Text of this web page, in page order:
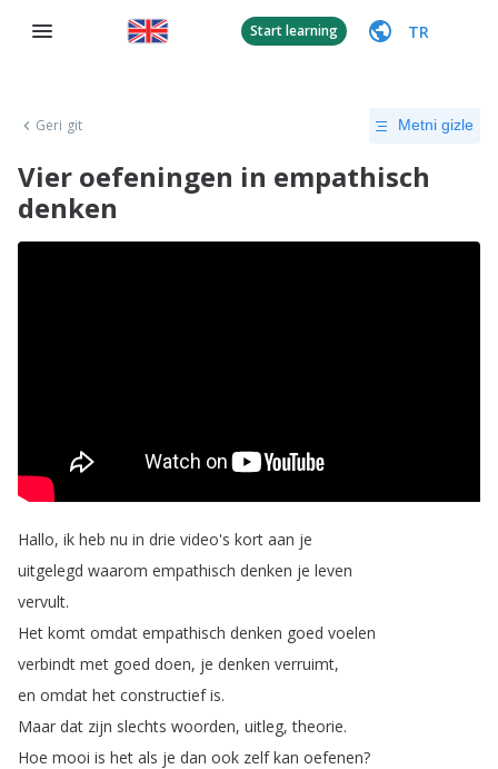
Start learning TR
Geri git Metni gizle
Vier oefeningen in empathisch
denken
Hallo, ik heb nu in drie video's kort aan je
uitgelegd waarom empathisch denken je leven
vervult.
Het komt omdat empathisch denken goed voelen
verbindt met goed doen, je denken verruimt,
en omdat het constructief is.
Maar dat zijn slechts woorden, uitleg,theorie.
Hoe mooi is het als je dan ook zelf kan oefenen?